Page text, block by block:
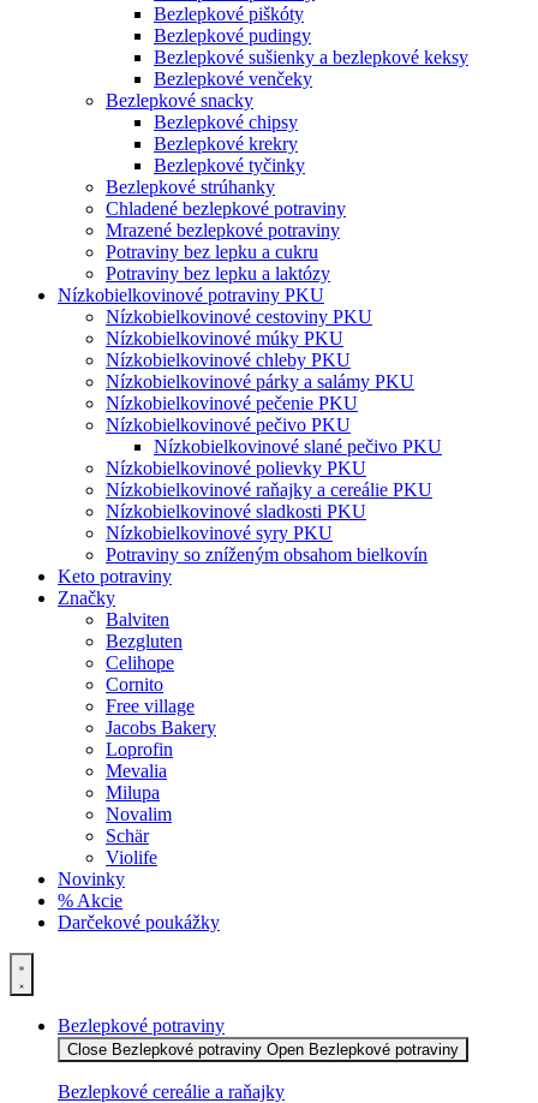
Bezlepkové piškóty
Bezlepkové pudingy
Bezlepkové sušienky a bezlepkové keksy
Bezlepkové venčeky
Bezlepkové snacky
Bezlepkové chipsy
Bezlepkové krekry
Bezlepkové tyčinky
Bezlepkové strúhanky
Chladené bezlepkové potraviny
Mrazené bezlepkové potraviny
Potraviny bez lepku a cukru
Potraviny bez lepku a laktózy
Nízko­bielkovinové potraviny PKU
Nízko­bielkovinové cestoviny PKU
Nízko­bielkovinové múky PKU
Nízkobielkovinové chleby PKU
Nízkobielkovinové párky a salámy PKU
Nízkobielkovinové pečenie PKU
Nízkobielkovinové pečivo PKU
Nízkobielkovinové slané pečivo PKU
Nízkobielkovinové polievky PKU
Nízkobielkovinové raňajky a cereálie PKU
Nízkobielkovinové sladkosti PKU
Nízkobielkovinové syry PKU
Potraviny so zníženým obsahom bielkovín
Keto potraviny
Značky
Balviten
Bezgluten
Celihope
Cornito
Free village
Jacobs Bakery
Loprofin
Mevalia
Milupa
Novalim
Schär
Violife
Novinky
% Akcie
Darčekové poukážky
Bezlepkové potraviny
Close Bezlepkové potraviny Open Bezlepkové potraviny
Bezlepkové cereálie a raňajky